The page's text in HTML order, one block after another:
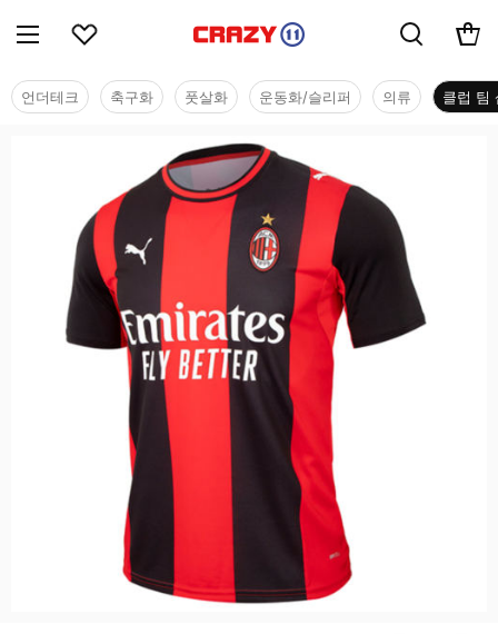
언더테크 축구화 풋살화 운동화/슬리퍼 의류 클럽 팀